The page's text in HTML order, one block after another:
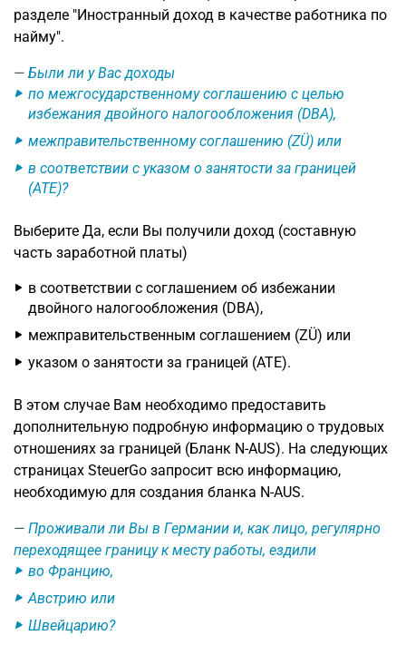
разделе "Иностранный доход в качестве работника по
найму".
Были ли у Вас доходы
по межгосударственному соглашению с целью
избежания двойного налогообложения (DBA),
межправительственному соглашению (ZÜ) или
в соответствии с указом о занятости за границей
(ATE)?
Выберите Да, если Вы получили доход (составную
часть заработной платы)
в соответствии с соглашением об избежании
двойного налогообложения (DBA),
межправительственным соглашением (ZÜ) или
указом о занятости за границей (ATE).
В этом случае Вам необходимо предоставить
дополнительную подробную информацию о трудовых
отношениях за границей (Бланк N-AUS). На следующих
страницах SteuerGo запросит всю информацию,
необходимую для создания бланка N-AUS.
Проживали ли Вы в Германии и, как лицо, регулярно
переходящее границу к месту работы, ездили
во Францию,
Австрию или
Швейцарию?